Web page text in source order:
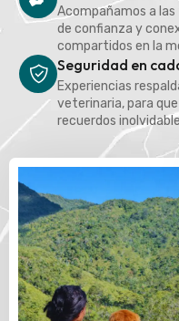
Acompañamos a
de confianza y
compartidos en la
Seguridad en
Experiencias
veterinaria, para
recuerdos